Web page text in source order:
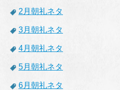
2月朝礼ネタ
3月朝礼ネタ
4月朝礼ネタ
5月朝礼ネタ
6月朝礼ネタ